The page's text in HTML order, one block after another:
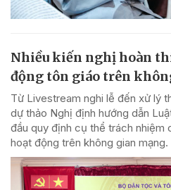
Nhiều kiến nghị hoàn
động tôn giáo trên
Từ Livestream nghi lễ đến xử lý
dự thảo Nghị định hướng dẫn
đầu quy định cụ thể trách nhiệm
hoạt động trên không gian mạng.